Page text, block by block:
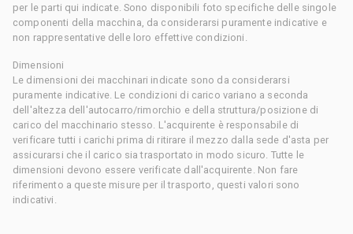
per le parti qui indicate. Sono disponibili foto specifiche delle singole
componenti della macchina, da considerarsi puramente indicative e
non rappresentative delle loro effettive condizioni.
Dimensioni
Le dimensioni dei macchinari indicate sono da considerarsi
puramente indicative. Le condizioni di carico variano a seconda
dell'altezza dell'autocarro/rimorchio e della struttura/posizione di
carico del macchinario stesso. L'acquirente è responsabile di
verificare tutti i carichi prima di ritirare il mezzo dalla sede d'asta per
assicurarsi che il carico sia trasportato in modo sicuro. Tutte le
dimensioni devono essere verificate dall'acquirente. Non fare
riferimento a queste misure per il trasporto, questi valori sono
indicativi.